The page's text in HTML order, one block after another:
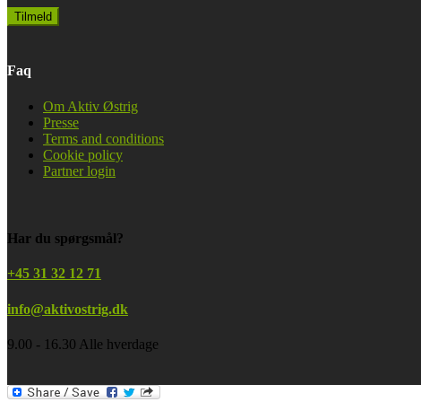
Faq
Om Aktiv Østrig
Presse
Terms and conditions
Cookie policy
Partner login
Har du spørgsmål?
+45 31 32 12 71
info@aktivostrig.dk
9.00 - 16.30 Alle hverdage